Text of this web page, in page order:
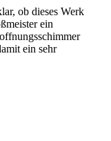
ob dieses Werk
ein
ein sehr